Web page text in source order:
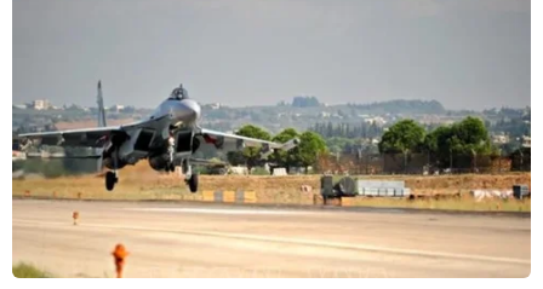
nghệ Việt-Nhật. (Ảnh: Tiến Lực/TTXVN)
Suốt 5 năm qua, Việt Nam luôn cải thiện vị trí
trong xếp hạng về Chỉ số Đổi mới sáng tạo toàn
cầu (GII).
Theo phóng viên TTXVN tại New York của Mỹ,